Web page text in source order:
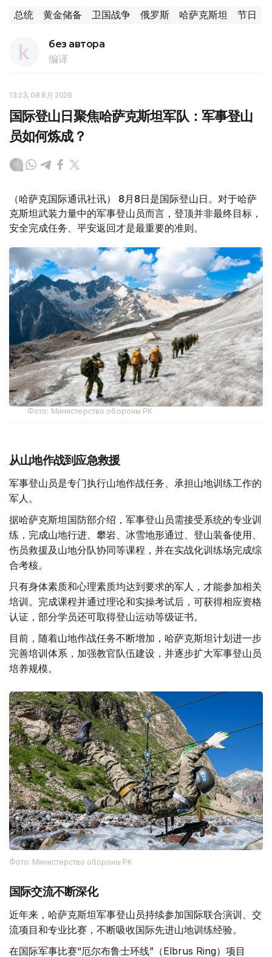
总统 黄金储备 卫国战争 俄罗斯 哈萨克斯坦 节日
без автора
编译
13:23, 08 8月 2026
国际登山日聚焦哈萨克斯坦军队：军事登山
员如何炼成？
（哈萨克国际通讯社讯） 8月8日是国际登山日。对于哈萨
克斯坦武装力量中的军事登山员而言，登顶并非最终目标，
安全完成任务、平安返回才是最重要的准则。
Фото: Министерство обороны РК
从山地作战到应急救援
军事登山员是专门执行山地作战任务、承担山地训练工作的
军人。
据哈萨克斯坦国防部介绍，军事登山员需接受系统的专业训
练，完成山地行进、攀岩、冰雪地形通过、登山装备使用、
伤员救援及山地分队协同等课程，并在实战化训练场完成综
合考核。
只有身体素质和心理素质均达到要求的军人，才能参加相关
培训。完成课程并通过理论和实操考试后，可获得相应资格
认证，部分学员还可取得登山运动等级证书。
目前，随着山地作战任务不断增加，哈萨克斯坦计划进一步
完善培训体系，加强教官队伍建设，并逐步扩大军事登山员
培养规模。
Фото: Министерство обороны РК
国际交流不断深化
近年来，哈萨克斯坦军事登山员持续参加国际联合演训、交
流项目和专业比赛，不断吸收国际先进山地训练经验。
在国际军事比赛“厄尔布鲁士环线”（Elbrus Ring）项目